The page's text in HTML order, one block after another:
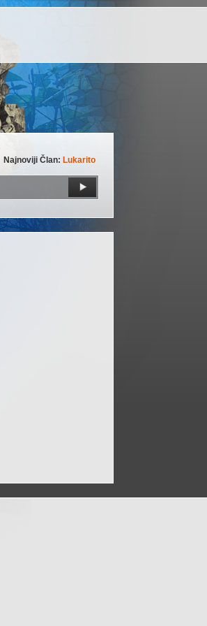
Najnoviji Član: Lukarito